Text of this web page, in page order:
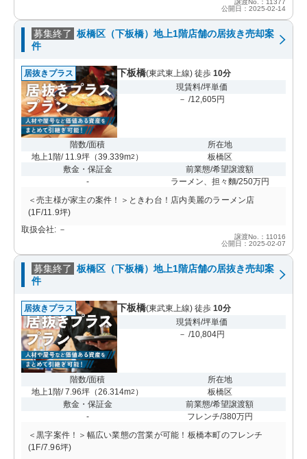
譲渡No.：11377
公開日：2025-02-14
募集終了 板橋区（下板橋）地上1階店舗の居抜き売却案
件
居抜きプラス 下板橋(東武東上線) 徒歩 10分
現賃料/坪単価
－ /12,605円
階数/面積
地上1階/ 11.9坪 （39.339m2 ）
所在地
板橋区
敷金・保証金
-
前業態/希望譲渡額
ラーメン、担々麵/250万円
＜売主様が家主の案件！＞ときわ台！店内美麗のラーメン店
(1F/11.9坪)
取扱会社: －
譲渡No.：11016
公開日：2025-02-07
募集終了 板橋区（下板橋）地上1階店舗の居抜き売却案
件
居抜きプラス 下板橋(東武東上線) 徒歩 10分
現賃料/坪単価
－ /10,804円
階数/面積
地上1階/ 7.96坪 （26.314m2 ）
所在地
板橋区
敷金・保証金
-
前業態/希望譲渡額
フレンチ/380万円
＜黒字案件！＞幅広い業態の営業が可能！板橋本町のフレンチ
(1F/7.96坪)